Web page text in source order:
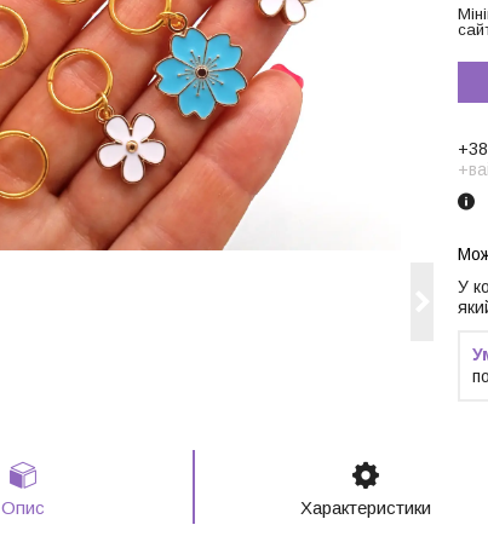
У
Опис Характеристики